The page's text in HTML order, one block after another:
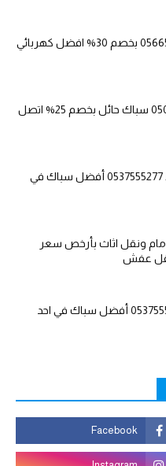
كهربائي تبوك 0566573483 بخصم 30% افضل كهربائي
سباك بحائل 0501093091 سباك حائل بخصم 25% اتصل
سباك بخميس مشيط 0537555277 أفضل سباك في
ونقل اثاث بأرخص سعر
سباك باحد رفيدة 0537555277 أفضل سباك في احد